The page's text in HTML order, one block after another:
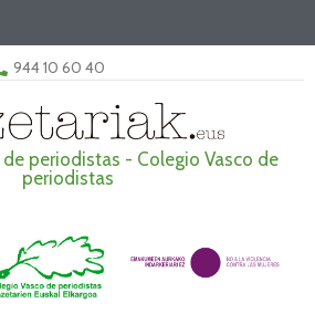
944 10 60 40
periodistas - Colegio Vasco de
periodistas